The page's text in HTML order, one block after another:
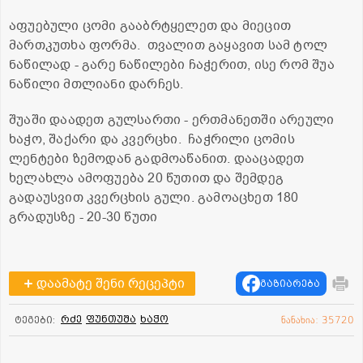
აფუებული ცომი გააბრტყელეთ და მიეცით
მართკუთხა ფორმა. თვალით გაყავით სამ ტოლ
ნაწილად - გარე ნაწილები ჩაჭერით, ისე რომ შუა
ნაწილი მთლიანი დარჩეს.
შუაში დაადეთ გულსართი - ერთმანეთში არეული
ხაჭო, შაქარი და კვერცხი. ჩაჭრილი ცომის
ლენტები ზემოდან გადმოაწანით. დააცადეთ
ხელახლა ამოფუება 20 წუთით და შემდეგ
გადაუსვით კვერცხის გული. გამოაცხეთ 180
გრადუსზე - 20-30 წუთი
დაამატე შენი რეცეპტი გაზიარება
ტეგები: რძე ფუნთუშა ხაჭო ნანახია: 35720